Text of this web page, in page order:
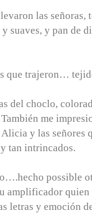
las señoras,
suaves, y pan de
que trajeron…
del choclo,
me
y las señores
tan intrincados.
possible
amplificador
letras y emoción